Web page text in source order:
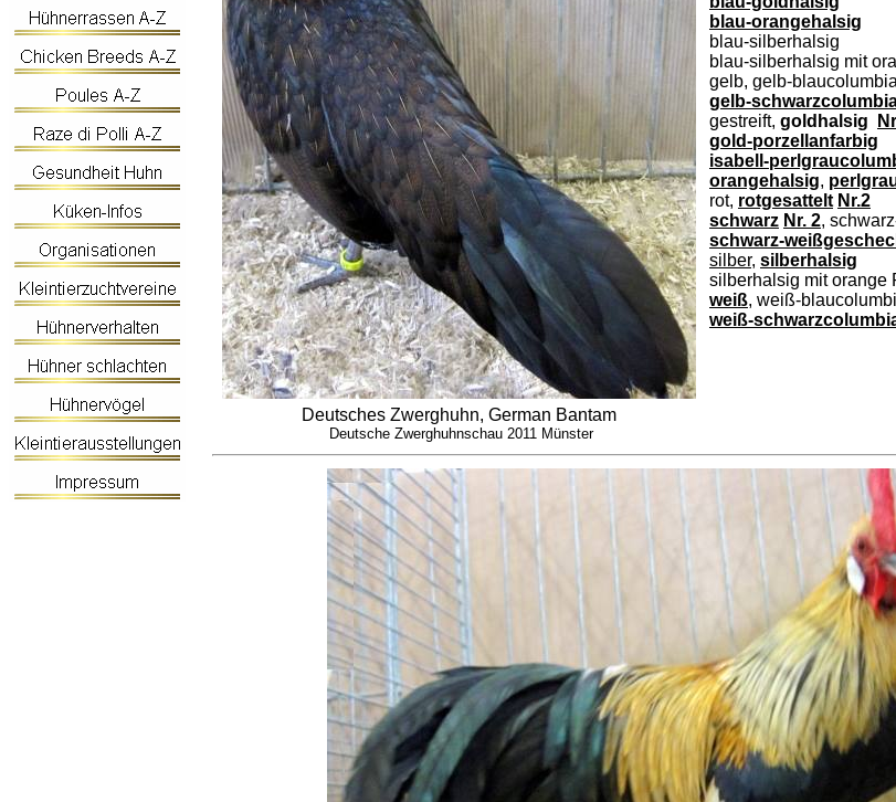
blau-orangehalsig
blau-silberhalsig
blau-silberhalsig mit
gelb, gelb-blaucolumbia
gelb-
gestreift, goldhalsig
gold-porzellanfarbig
isabell-
orangehalsig,
rot, rotgesattelt Nr.2
schwarz Nr. 2,
schwarz-
silber, silberhalsig
silberhalsig mit orange
weiß, weiß-
weiß-
Deutsches Zwerghuhn, German Bantam
Deutsche Zwerghuhnschau 2011 Münster